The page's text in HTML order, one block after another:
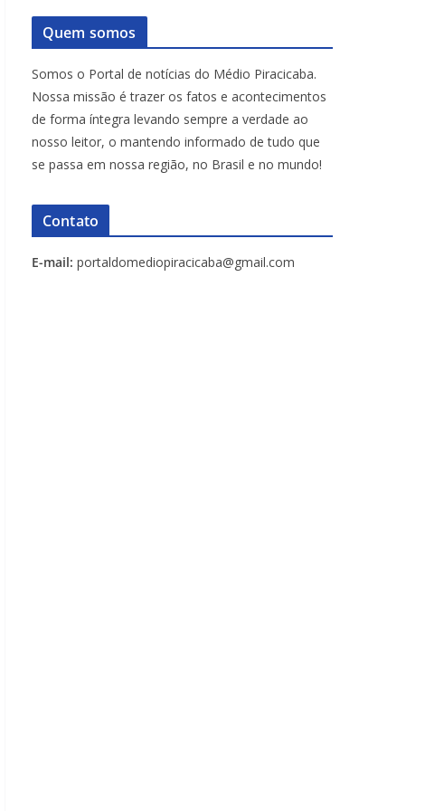
Quem somos
Somos o Portal de notícias do Médio Piracicaba.
Nossa missão é trazer os fatos e acontecimentos
de forma íntegra levando sempre a verdade ao
nosso leitor, o mantendo informado de tudo que
se passa em nossa região, no Brasil e no mundo!
Contato
E-mail: portaldomediopiracicaba@gmail.com